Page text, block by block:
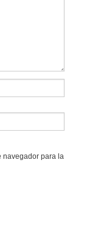
navegador para la